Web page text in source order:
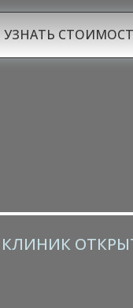
УЗНАТЬ
КЛИНИК